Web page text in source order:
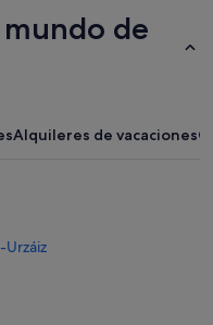
mundo de
Alquileres de vacaciones